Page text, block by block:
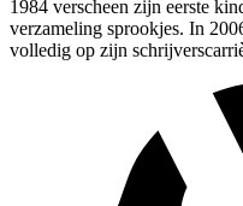
1984 verscheen zijn eerste
verzameling sprookjes. In
volledig op zijn